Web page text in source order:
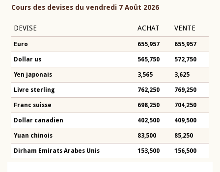
Cours des devises du vendredi 7 Août 2026
DEVISE ACHAT VENTE
Euro 655,957 655,957
Dollar us 565,750 572,750
Yen japonais 3,565 3,625
Livre sterling 762,250 769,250
Franc suisse 698,250 704,250
Dollar canadien 402,500 409,500
Yuan chinois 83,500 85,250
Dirham Emirats Arabes Unis 153,500 156,500